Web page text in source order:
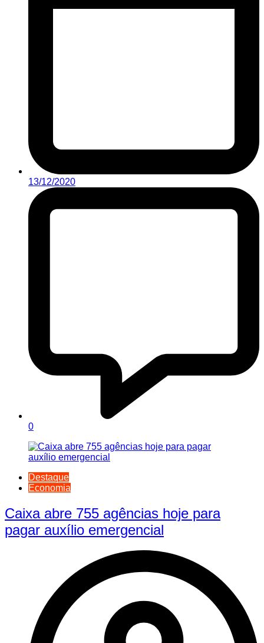
13/12/2020
0
Destaque
Economia
Caixa abre 755 agências hoje para
pagar auxílio emergencial